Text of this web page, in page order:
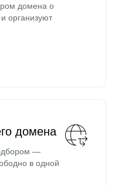
домена о
организуют
домена
—
в одной